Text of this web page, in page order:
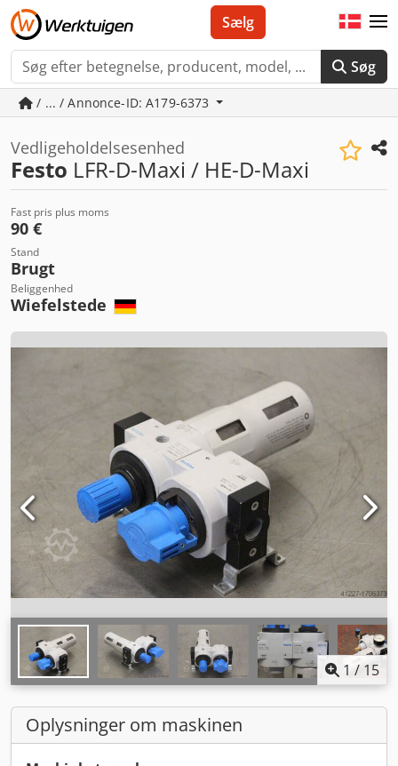
Søg
Sælg
/ ... / Annonce-ID: A179-6373
Vedligeholdelsesenhed
Festo LFR-D-Maxi / HE-D-Maxi
Fast pris plus moms
90 €
Stand
Brugt
Beliggenhed
Wiefelstede
1 / 15
Oplysninger om maskinen